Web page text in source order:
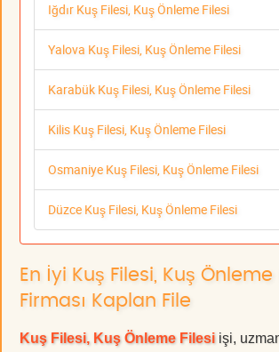
Iğdır Kuş Filesi, Kuş Önleme Filesi
Yalova Kuş Filesi, Kuş Önleme Filesi
Karabük Kuş Filesi, Kuş Önleme Filesi
Kilis Kuş Filesi, Kuş Önleme Filesi
Osmaniye Kuş Filesi, Kuş Önleme Filesi
Düzce Kuş Filesi, Kuş Önleme Filesi
En İyi Kuş Filesi, Kuş Önleme
Firması Kaplan File
Kuş Filesi, Kuş Önleme Filesi işi,